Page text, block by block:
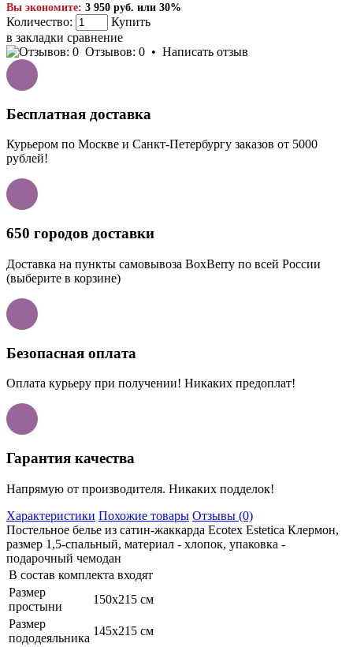
Вы экономите: 3 950 руб. или 30%
Количество:
Купить
в закладки сравнение
Отзывов: 0 • Написать отзыв
Бесплатная доставка
Курьером по Москве и Санкт-Петербургу заказов от 5000
рублей!
650 городов доставки
Доставка на пункты самовывоза BoxBerry по всей России
(выберите в корзине)
Безопасная оплата
Оплата курьеру при получении! Никаких предоплат!
Гарантия качества
Напрямую от производителя. Никаких подделок!
Характеристики Похожие товары Отзывы (0)
Постельное белье из сатин-жаккарда Ecotex Estetica Клермон,
размер 1,5-спальный, материал - хлопок, упаковка -
подарочный чемодан
В состав комплекта входят
Размер
простыни
150х215 см
Размер
пододеяльника
145х215 см